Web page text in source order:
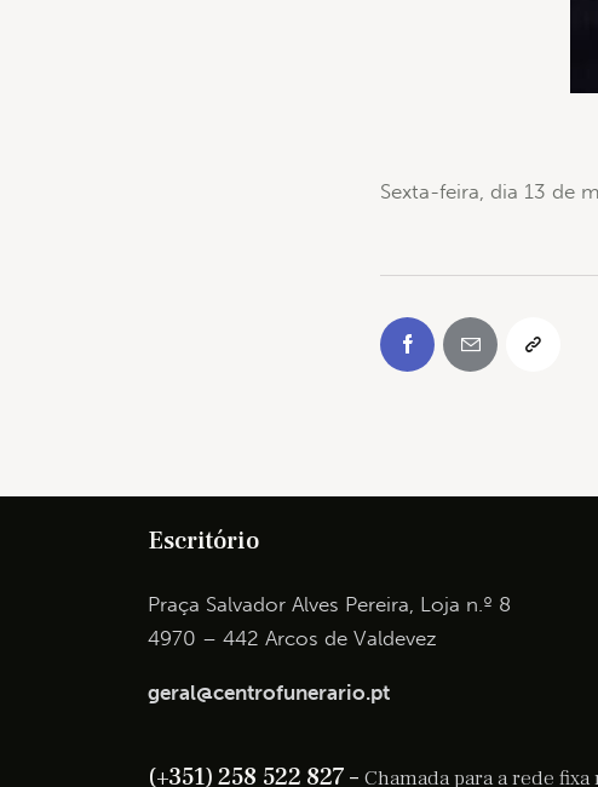
Sexta-feira, dia 13 de
Escritório
Praça Salvador Alves Pereira, Loja n.º 8
4970 – 442 Arcos de Valdevez
geral@centrofunerario.pt
(+351) 258 522 827 – Chamada para a rede fixa